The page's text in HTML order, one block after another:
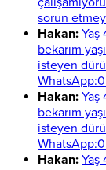
sorun
Hakan: Yaş
bekarım
isteyen
Hakan: Yaş
bekarım
isteyen
Hakan: Yaş